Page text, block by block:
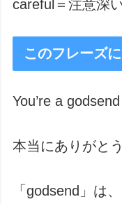
careful＝注意深
このフレーズに
You’re a godsend
本当にありがとう
「godsend」は